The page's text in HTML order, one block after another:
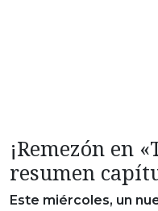
¡Remezón en
resumen
Este miércoles, un